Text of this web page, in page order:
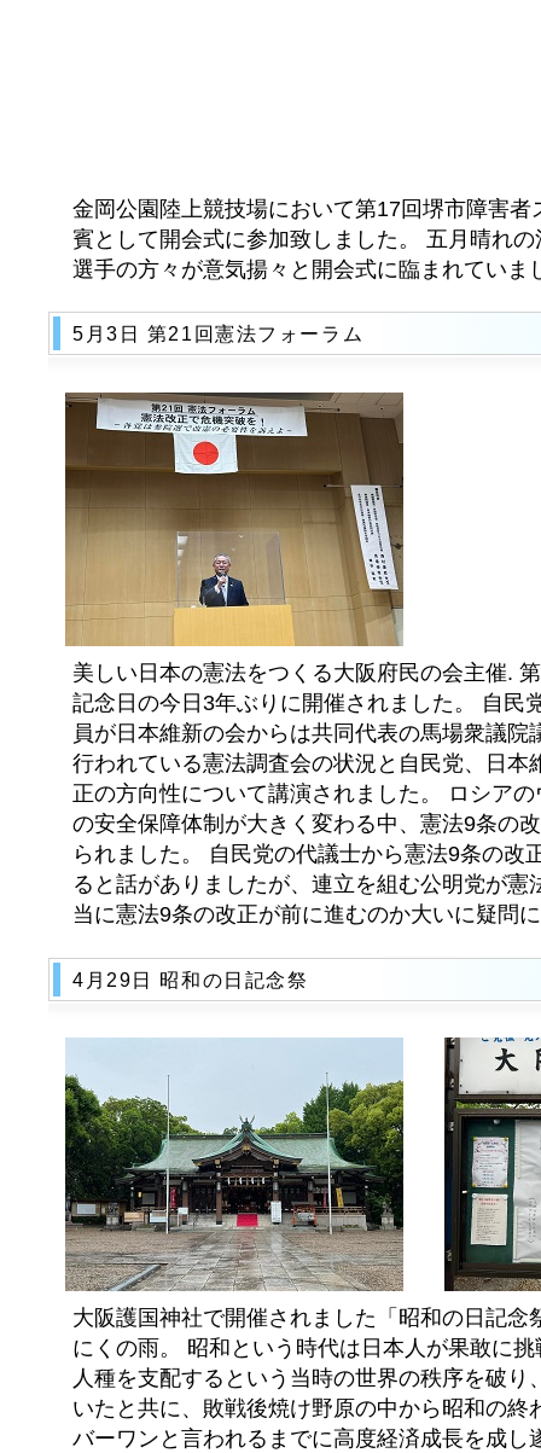
金岡公園陸上競技場において第17回堺市障害
賓として開会式に参加致しました。 五月晴れ
選手の方々が意気揚々と開会式に臨まれていま
5月3日 第21回憲法フォーラム
美しい日本の憲法をつくる大阪府民の会主催.
記念日の今日3年ぶりに開催されました。 自民
員が日本維新の会からは共同代表の馬場衆議院
行われている憲法調査会の状況と自民党、日本
正の方向性について講演されました。 ロシア
の安全保障体制が大きく変わる中、憲法9条の
られました。 自民党の代議士から憲法9条の改
ると話がありましたが、連立を組む公明党が憲
当に憲法9条の改正が前に進むのか大いに疑問
4月29日 昭和の日記念祭
大阪護国神社で開催されました「昭和の日記念
にくの雨。 昭和という時代は日本人が果敢に
人種を支配するという当時の世界の秩序を破り
いたと共に、敗戦後焼け野原の中から昭和の終
バーワンと言われるまでに高度経済成長を成し